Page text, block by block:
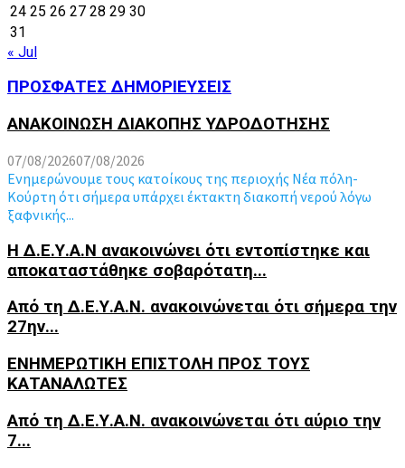
24 25 26 27 28 29 30
31
« Jul
ΠΡΟΣΦΑΤΕΣ ΔΗΜΟΡΙΕΥΣΕΙΣ
ΑΝΑΚΟΙΝΩΣΗ ΔΙΑΚΟΠΗΣ ΥΔΡΟΔΟΤΗΣΗΣ
07/08/202607/08/2026
Ενημερώνουμε τους κατοίκους της περιοχής Νέα πόλη-
Κούρτη ότι σήμερα υπάρχει έκτακτη διακοπή νερού λόγω
ξαφνικής...
Η Δ.Ε.Υ.Α.Ν ανακοινώνει ότι εντοπίστηκε και
αποκαταστάθηκε σοβαρότατη...
Από τη Δ.Ε.Υ.Α.Ν. ανακοινώνεται ότι σήμερα την
27ην...
ΕΝΗΜΕΡΩΤΙΚΗ ΕΠΙΣΤΟΛΗ ΠΡΟΣ ΤΟΥΣ
ΚΑΤΑΝΑΛΩΤΕΣ
Από τη Δ.Ε.Υ.Α.Ν. ανακοινώνεται ότι αύριο την
7...